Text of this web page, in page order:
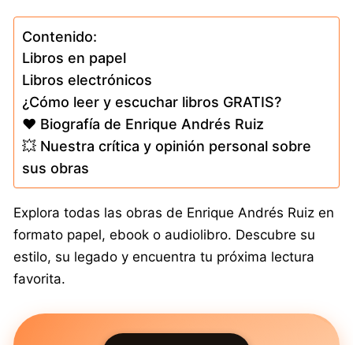
Contenido:
Libros en papel
Libros electrónicos
¿Cómo leer y escuchar libros GRATIS?
❤️ Biografía de Enrique Andrés Ruiz
💥 Nuestra crítica y opinión personal sobre
sus obras
Explora todas las obras de Enrique Andrés Ruiz en
formato papel, ebook o audiolibro. Descubre su
estilo, su legado y encuentra tu próxima lectura
favorita.